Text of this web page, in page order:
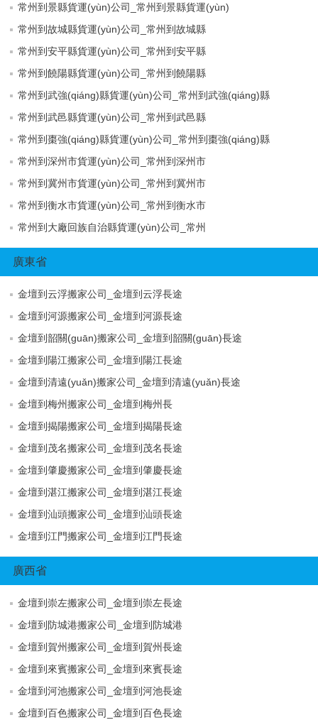
常州到景縣貨運(yùn)公司_常州到景縣貨運(yùn)
常州到故城縣貨運(yùn)公司_常州到故城縣
常州到安平縣貨運(yùn)公司_常州到安平縣
常州到饒陽縣貨運(yùn)公司_常州到饒陽縣
常州到武強(qiáng)縣貨運(yùn)公司_常州到武強(qiáng)縣
常州到武邑縣貨運(yùn)公司_常州到武邑縣
常州到棗強(qiáng)縣貨運(yùn)公司_常州到棗強(qiáng)縣
常州到深州市貨運(yùn)公司_常州到深州市
常州到冀州市貨運(yùn)公司_常州到冀州市
常州到衡水市貨運(yùn)公司_常州到衡水市
常州到大廠回族自治縣貨運(yùn)公司_常州
廣東省
金壇到云浮搬家公司_金壇到云浮長途
金壇到河源搬家公司_金壇到河源長途
金壇到韶關(guān)搬家公司_金壇到韶關(guān)長途
金壇到陽江搬家公司_金壇到陽江長途
金壇到清遠(yuǎn)搬家公司_金壇到清遠(yuǎn)長途
金壇到梅州搬家公司_金壇到梅州長
金壇到揭陽搬家公司_金壇到揭陽長途
金壇到茂名搬家公司_金壇到茂名長途
金壇到肇慶搬家公司_金壇到肇慶長途
金壇到湛江搬家公司_金壇到湛江長途
金壇到汕頭搬家公司_金壇到汕頭長途
金壇到江門搬家公司_金壇到江門長途
廣西省
金壇到崇左搬家公司_金壇到崇左長途
金壇到防城港搬家公司_金壇到防城港
金壇到賀州搬家公司_金壇到賀州長途
金壇到來賓搬家公司_金壇到來賓長途
金壇到河池搬家公司_金壇到河池長途
金壇到百色搬家公司_金壇到百色長途